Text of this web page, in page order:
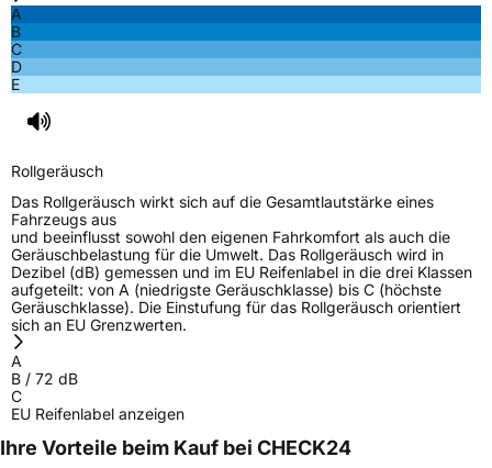
EPREL ID 488443
Allgemeine Produktsicherheit (GPSR)
HerstellerkontaktWindforce, Qingdao China,
maksim.meng@landspidertire.com
Verantwortliche
in der EU
corrado bergagna, Qingdao China,
A
B
C
D
E
Rollgeräusch
Das Rollgeräusch wirkt sich auf die Gesamtlautstärke eines
Fahrzeugs aus
und beeinflusst sowohl den eigenen Fahrkomfort als auch die
Geräuschbelastung für die Umwelt. Das Rollgeräusch wird in
Dezibel (dB) gemessen und im EU Reifenlabel in die drei Klassen
aufgeteilt: von A (niedrigste Geräuschklasse) bis C (höchste
Geräuschklasse). Die Einstufung für das Rollgeräusch orientiert
sich an EU Grenzwerten.
A
B / 72 dB
C
EU Reifenlabel anzeigen
Ihre Vorteile beim Kauf bei CHECK24